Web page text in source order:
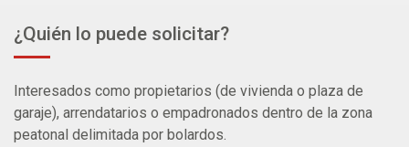
¿Quién lo puede solicitar?
Interesados como propietarios (de vivienda o plaza de
garaje), arrendatarios o empadronados dentro de la zona
peatonal delimitada por bolardos.